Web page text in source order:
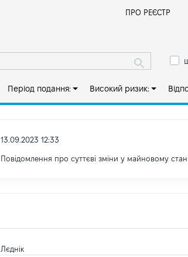
ПРО РЕЄСТР
Період подання: Високий ризик:
13.09.2023 12:33
Повідомлення про суттєві зміни у майновому
Лєднік